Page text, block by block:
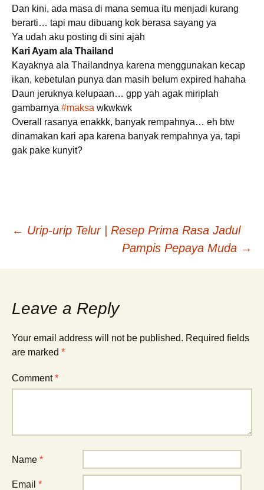
Dan kini, ada masa di mana semua itu menjadi kurang
berarti… tapi mau dibuang kok berasa sayang ya
Ya udah aku posting di sini ajah
Kari Ayam ala Thailand
Kayaknya ala Thailandnya karena menggunakan kecap
ikan, kebetulan punya dan masih belum expired hahaha
Daun jeruknya kelupaan… gpp yah agak miriplah
gambarnya #maksa wkwkwk
Overall rasanya enakkk, banyak rempahnya… eh btw
dinamakan kari apa karena banyak rempahnya ya, tapi
gak pake kunyit?
Post
navigation
← Urip-urip Telur | Resep Prima Rasa Jadul
Pampis Pepaya Muda →
Leave a Reply
Your email address will not be published. Required fields
are marked *
Comment*
Name *
Email *